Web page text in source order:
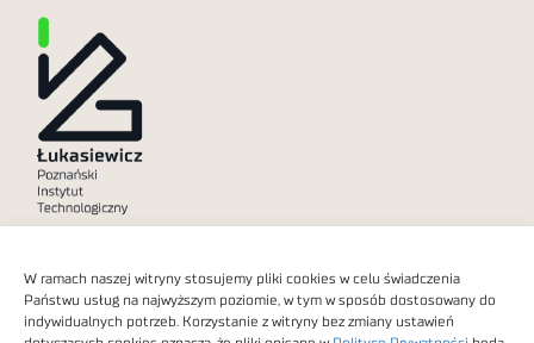
W ramach naszej witryny stosujemy pliki cookies w celu świadczenia
Państwu usług na najwyższym poziomie, w tym w sposób dostosowany do
indywidualnych potrzeb. Korzystanie z witryny bez zmiany ustawień
Dostępność cyfrowa